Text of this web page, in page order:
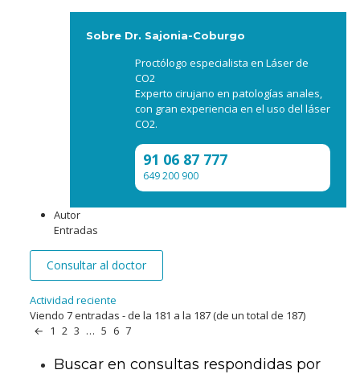
Sobre Dr. Sajonia-Coburgo
Proctólogo especialista en Láser de
CO2
Experto cirujano en patologías anales,
con gran experiencia en el uso del láser
CO2.
91 06 87 777
649 200 900
Autor
Entradas
Consultar al doctor
Actividad reciente
Viendo 7 entradas - de la 181 a la 187 (de un total de 187)
← 1 2 3 … 5 6 7
Buscar en consultas respondidas por